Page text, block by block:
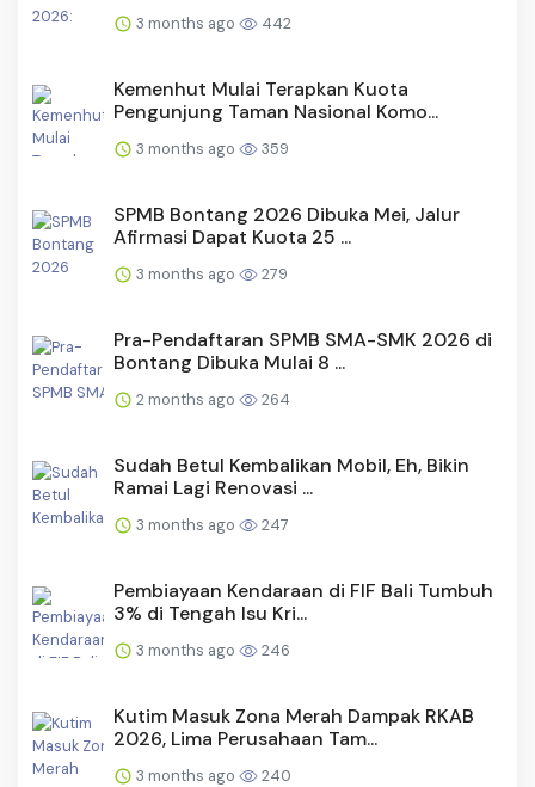
3 months ago 442
Kemenhut Mulai Terapkan Kuota
Pengunjung Taman Nasional Komo...
3 months ago 359
SPMB Bontang 2026 Dibuka Mei, Jalur
Afirmasi Dapat Kuota 25 ...
3 months ago 279
Pra-Pendaftaran SPMB SMA-SMK 2026 di
Bontang Dibuka Mulai 8 ...
2 months ago 264
Sudah Betul Kembalikan Mobil, Eh, Bikin
Ramai Lagi Renovasi ...
3 months ago 247
Pembiayaan Kendaraan di FIF Bali Tumbuh
3% di Tengah Isu Kri...
3 months ago 246
Kutim Masuk Zona Merah Dampak RKAB
2026, Lima Perusahaan Tam...
3 months ago 240